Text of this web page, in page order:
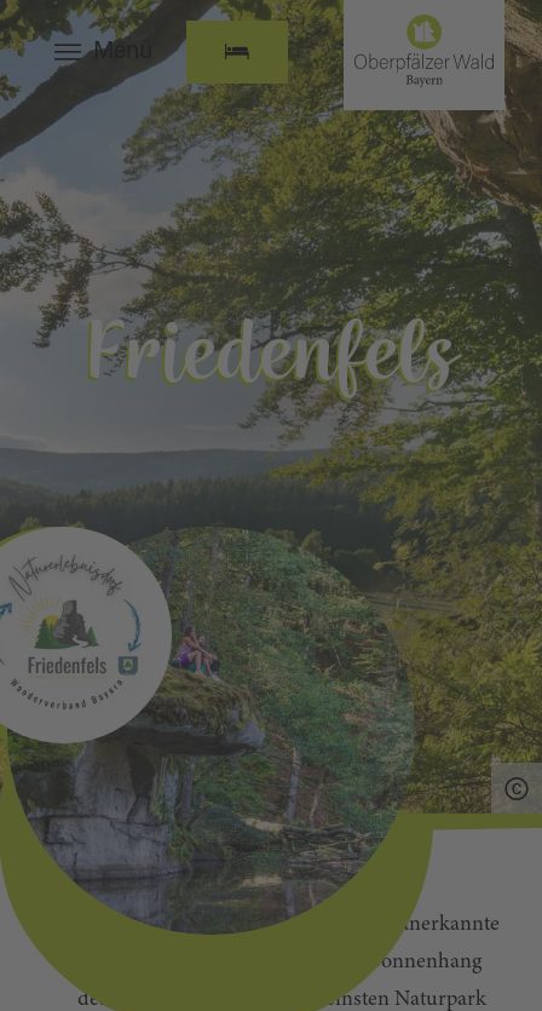
Menü
Friedenfels
Idyllisch schmiegt sich der staatlich anerkannte
Erholungsort Friedenfels an den Sonnenhang
des Steinwalds, dem zweitkleinsten Naturpark